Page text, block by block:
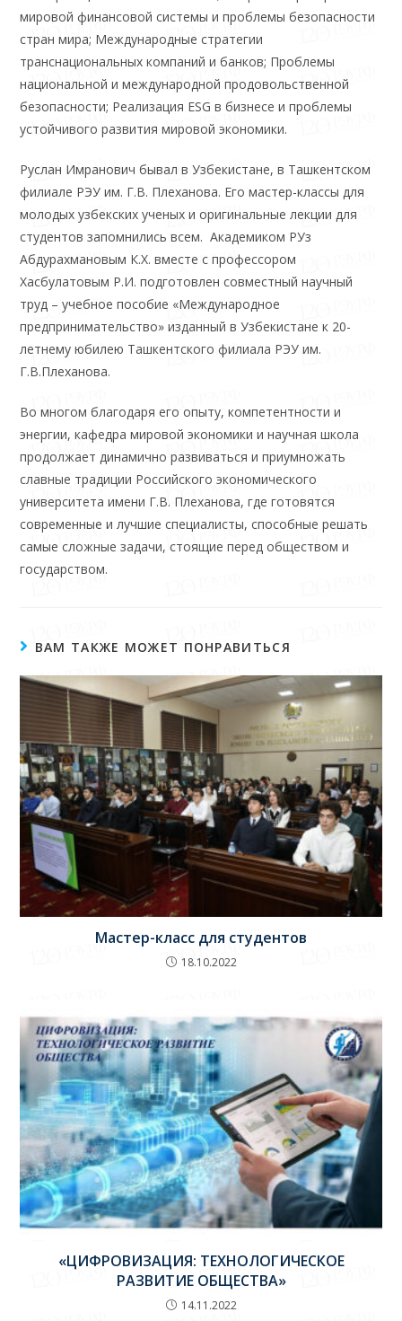
мировой финансовой системы и проблемы безопасности
стран мира; Международные стратегии
транснациональных компаний и банков; Проблемы
национальной и международной продовольственной
безопасности; Реализация ESG в бизнесе и проблемы
устойчивого развития мировой экономики.
Руслан Имранович бывал в Узбекистане, в Ташкентском
филиале РЭУ им. Г.В. Плеханова. Его мастер-классы для
молодых узбекских ученых и оригинальные лекции для
студентов запомнились всем. Академиком РУз
Абдурахмановым К.Х. вместе с профессором
Хасбулатовым Р.И. подготовлен совместный научный
труд – учебное пособие «Международное
предпринимательство» изданный в Узбекистане к 20-
летнему юбилею Ташкентского филиала РЭУ им.
Г.В.Плеханова.
Во многом благодаря его опыту, компетентности и
энергии, кафедра мировой экономики и научная школа
продолжает динамично развиваться и приумножать
славные традиции Российского экономического
университета имени Г.В. Плеханова, где готовятся
современные и лучшие специалисты, способные решать
самые сложные задачи, стоящие перед обществом и
государством.
ВАМ ТАКЖЕ МОЖЕТ ПОНРАВИТЬСЯ
Мастер-класс для студентов
18.10.2022
«ЦИФРОВИЗАЦИЯ: ТЕХНОЛОГИЧЕСКОЕ
РАЗВИТИЕ ОБЩЕСТВА»
14.11.2022